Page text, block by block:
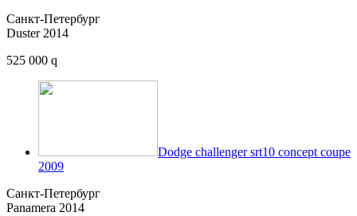
Санкт-Петербург
Duster 2014
525 000 q
Dodge challenger srt10 concept coupe
2009
Санкт-Петербург
Panamera 2014